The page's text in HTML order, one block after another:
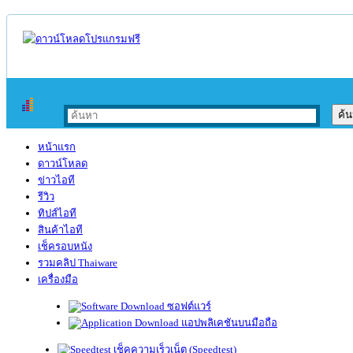
หน้าแรก
ดาวน์โหลด
ข่าวไอที
รีวิว
ทิปส์ไอที
สินค้าไอที
เช็ครอบหนัง
รวมคลิป Thaiware
เครื่องมือ
ซอฟต์แวร์
แอปพลิเคชันบนมือถือ
เช็คความเร็วเน็ต (Speedtest)